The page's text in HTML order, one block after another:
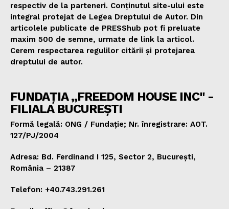
respectiv de la parteneri. Conținutul site-ului este
integral protejat de Legea Dreptului de Autor. Din
articolele publicate de PRESShub pot fi preluate
maxim 500 de semne, urmate de link la articol.
Cerem respectarea regulilor citării și protejarea
dreptului de autor.
FUNDAȚIA „FREEDOM HOUSE INC" -
FILIALA BUCUREȘTI
Formă legală: ONG / Fundație; Nr. înregistrare: AOT.
127/PJ/2004
Adresa: Bd. Ferdinand I 125, Sector 2, București,
România – 21387
Telefon: +40.743.291.261